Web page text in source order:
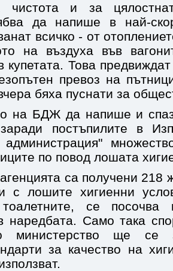
чистота и за
да напише в най-
всичко - от
на въздуха във
купетата. Това
превоз на
бяха пуснати за
на БДЖ да напише и
постъпилите в
администрация"
по повод лошата
са получени 218
с лошите хигиенни
се посочва
наредбата. Само така
министерство ще
за качество на